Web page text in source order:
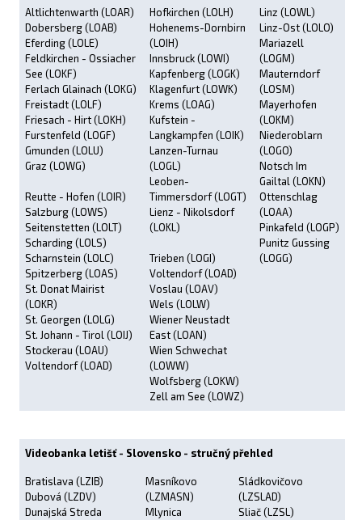
Altlichtenwarth (LOAR)
Dobersberg (LOAB)
Eferding (LOLE)
Feldkirchen - Ossiacher
See (LOKF)
Ferlach Glainach (LOKG)
Freistadt (LOLF)
Friesach - Hirt (LOKH)
Furstenfeld (LOGF)
Gmunden (LOLU)
Graz (LOWG)
Reutte - Hofen (LOIR)
Salzburg (LOWS)
Seitenstetten (LOLT)
Scharding (LOLS)
Scharnstein (LOLC)
Spitzerberg (LOAS)
St. Donat Mairist
(LOKR)
St. Georgen (LOLG)
St. Johann - Tirol (LOIJ)
Stockerau (LOAU)
Voltendorf (LOAD)
Hofkirchen (LOLH)
Hohenems-Dornbirn
(LOIH)
Innsbruck (LOWI)
Kapfenberg (LOGK)
Klagenfurt (LOWK)
Krems (LOAG)
Kufstein -
Langkampfen (LOIK)
Lanzen-Turnau
(LOGL)
Leoben-
Timmersdorf (LOGT)
Lienz - Nikolsdorf
(LOKL)
Trieben (LOGI)
Voltendorf (LOAD)
Voslau (LOAV)
Wels (LOLW)
Wiener Neustadt
East (LOAN)
Wien Schwechat
(LOWW)
Wolfsberg (LOKW)
Zell am See (LOWZ)
Linz (LOWL)
Linz-Ost (LOLO)
Mariazell
(LOGM)
Mauterndorf
(LOSM)
Mayerhofen
(LOKM)
Niederoblarn
(LOGO)
Notsch Im
Gailtal (LOKN)
Ottenschlag
(LOAA)
Pinkafeld (LOGP)
Punitz Gussing
(LOGG)
Videobanka letišť - Slovensko - stručný přehled
Bratislava (LZIB)
Dubová (LZDV)
Dunajská Streda
Masníkovo
(LZMASN)
Mlynica
Sládkovičovo
(LZSLAD)
Sliač (LZSL)